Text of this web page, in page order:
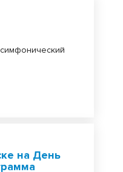
на День